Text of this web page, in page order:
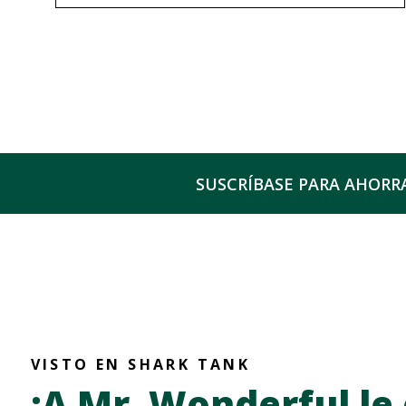
variantes.
Las
opciones
la
página
SUSCRÍBASE PARA
VISTO EN SHARK TANK